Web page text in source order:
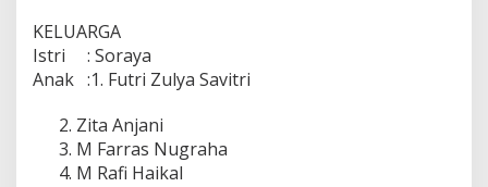
KELUARGA
Istri : Soraya
Anak :1. Futri Zulya Savitri
Zita Anjani
M Farras Nugraha
M Rafi Haikal